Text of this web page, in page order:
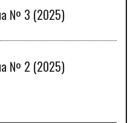
№ 3 (2025)
№ 2 (2025)